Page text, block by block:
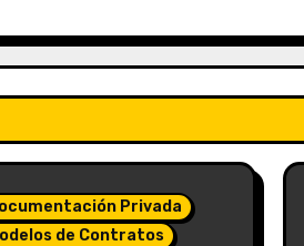
Privada
de Contratos